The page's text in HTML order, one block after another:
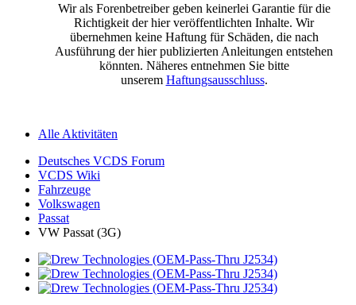
Wir als Forenbetreiber geben keinerlei Garantie für die
Richtigkeit der hier veröffentlichten Inhalte. Wir
übernehmen keine Haftung für Schäden, die nach
Ausführung der hier publizierten Anleitungen entstehen
könnten. Näheres entnehmen Sie bitte
unserem Haftungsausschluss.
Alle Aktivitäten
Deutsches VCDS Forum
VCDS Wiki
Fahrzeuge
Volkswagen
Passat
VW Passat (3G)